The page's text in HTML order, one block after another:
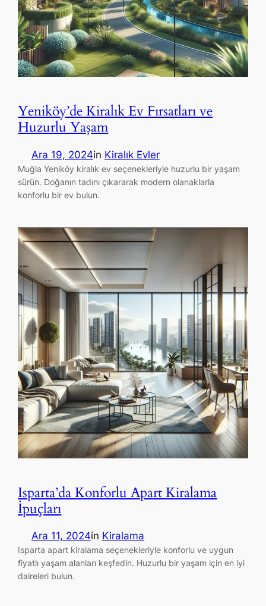
Yeniköy’de Kiralık Ev Fırsatları ve
Huzurlu Yaşam
Ara 19, 2024in Kiralık Evler
Muğla Yeniköy kiralık ev seçenekleriyle huzurlu bir yaşam
sürün. Doğanın tadını çıkararak modern olanaklarla
konforlu bir ev bulun.
Isparta’da Konforlu Apart Kiralama
İpuçları
Ara 11, 2024in Kiralama
Isparta apart kiralama seçenekleriyle konforlu ve uygun
fiyatlı yaşam alanları keşfedin. Huzurlu bir yaşam için en iyi
daireleri bulun.